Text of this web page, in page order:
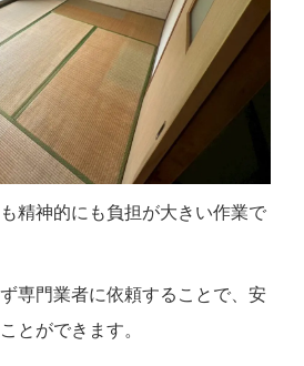
精神的にも負担が大きい作業で
専門業者に依頼することで、安
とができます。